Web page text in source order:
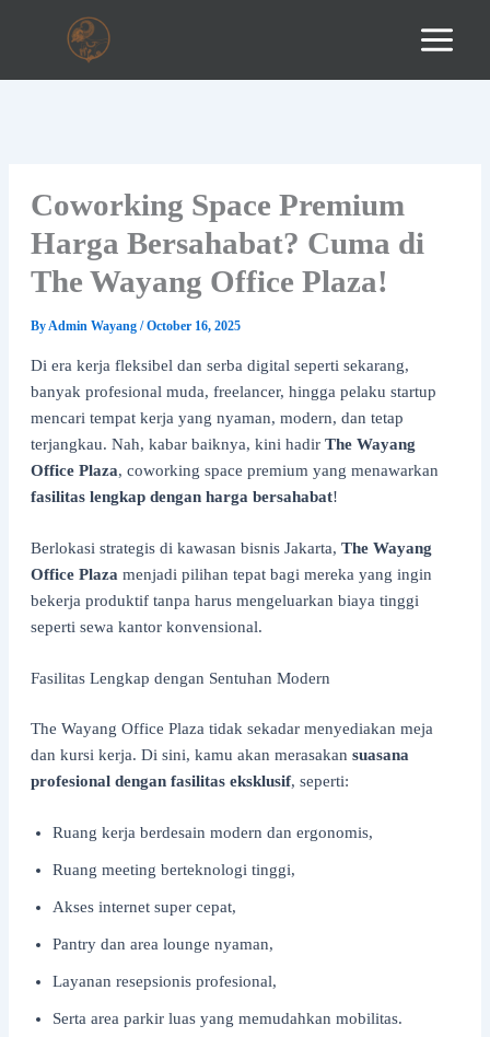
Coworking Space Premium
Harga Bersahabat? Cuma di
The Wayang Office Plaza!
ByAdmin Wayang /October 16, 2025
Di era kerja fleksibel dan serba digital seperti sekarang,
banyak profesional muda, freelancer, hingga pelaku startup
mencari tempat kerja yang nyaman, modern, dan tetap
terjangkau. Nah, kabar baiknya, kini hadir The Wayang
Office Plaza, coworking space premium yang menawarkan
fasilitas lengkap dengan harga bersahabat!
Berlokasi strategis di kawasan bisnis Jakarta, The Wayang
Office Plaza menjadi pilihan tepat bagi mereka yang ingin
bekerja produktif tanpa harus mengeluarkan biaya tinggi
seperti sewa kantor konvensional.
Fasilitas Lengkap dengan Sentuhan Modern
The Wayang Office Plaza tidak sekadar menyediakan meja
dan kursi kerja. Di sini, kamu akan merasakan suasana
profesional dengan fasilitas eksklusif, seperti:
Ruang kerja berdesain modern dan ergonomis,
Ruang meeting berteknologi tinggi,
Akses internet super cepat,
Pantry dan area lounge nyaman,
Layanan resepsionis profesional,
Serta area parkir luas yang memudahkan mobilitas.